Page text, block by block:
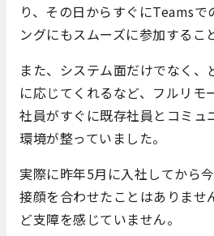
り、その日からすぐにTeamsで
ングにもスムーズに参加するこ
また、システム面だけでなく
に応じてくれるなど、フルリモ
社員がすぐに既存社員とコミュ
環境が整っていました。
実際に昨年5月に入社してから
接顔を合わせたことはありませ
ど支障を感じていません。